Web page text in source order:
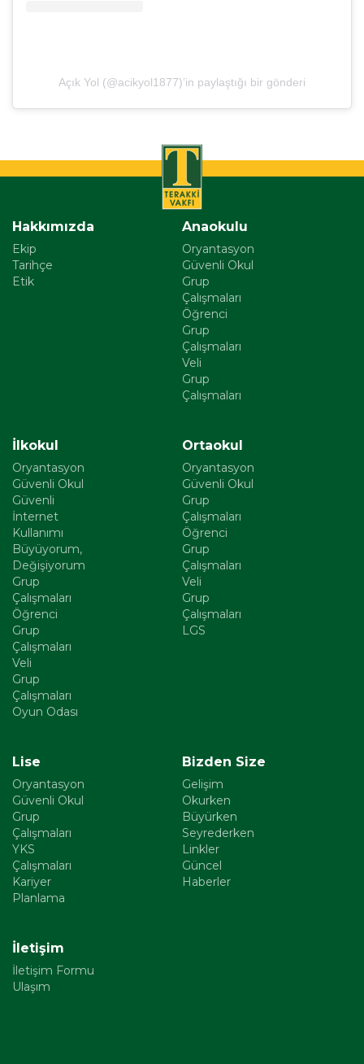
Açık Yol (@acikyol1877)’in paylaştığı bir gönderi
Hakkımızda
Ekip
Tarihçe
Etik
Anaokulu
Oryantasyon
Güvenli Okul
Grup
Çalışmaları
Öğrenci
Grup
Çalışmaları
Veli
Grup
Çalışmaları
İlkokul
Oryantasyon
Güvenli Okul
Güvenli
İnternet
Kullanımı
Büyüyorum,
Değişiyorum
Grup
Çalışmaları
Öğrenci
Grup
Çalışmaları
Veli
Grup
Çalışmaları
Oyun Odası
Ortaokul
Oryantasyon
Güvenli Okul
Grup
Çalışmaları
Öğrenci
Grup
Çalışmaları
Veli
Grup
Çalışmaları
LGS
Lise
Oryantasyon
Güvenli Okul
Grup
Çalışmaları
YKS
Çalışmaları
Kariyer
Planlama
Bizden Size
Gelişim
Okurken
Büyürken
Seyrederken
Linkler
Güncel
Haberler
İletişim
İletişim Formu
Ulaşım